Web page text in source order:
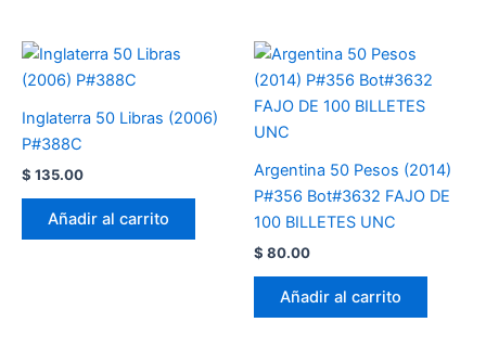
Inglaterra 50 Libras (2006)
P#388C
$ 135.00
Añadir al carrito
Argentina 50 Pesos (2014)
P#356 Bot#3632 FAJO DE
100 BILLETES UNC
$ 80.00
Añadir al carrito